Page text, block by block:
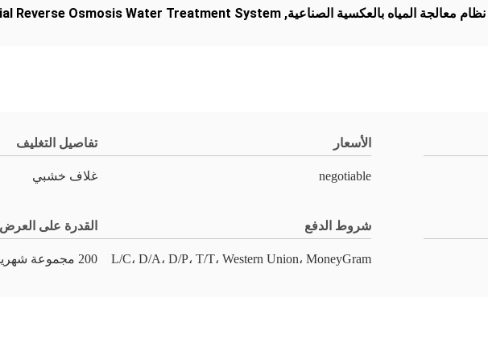
نظام معالجة المياه بالعكسية الصناعية,
Reverse Osmosis Water Treatment System
الأسعار
negotiable
تفاصيل التغليف
غلاف خشبي
شروط الدفع
L/C، D/A، D/P، T/T، Western Union، MoneyGram
القدرة على العرض
200 مجموعة شهريا